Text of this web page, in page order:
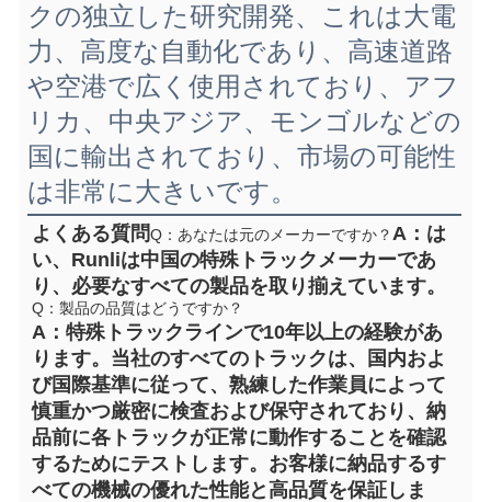
クの独立した研究開発、これは大電
力、高度な自動化であり、高速道路
や空港で広く使用されており、アフ
リカ、中央アジア、モンゴルなどの
国に輸出されており、市場の可能性
は非常に大きいです。
よくある質問Q：あなたは元のメーカーですか？A：は
い、Runliは中国の特殊トラックメーカーであ
り、必要なすべての製品を取り揃えています。
Q：製品の品質はどうですか？
A：特殊トラックラインで10年以上の経験があ
ります。当社のすべてのトラックは、国内およ
び国際基準に従って、熟練した作業員によって
慎重かつ厳密に検査および保守されており、納
品前に各トラックが正常に動作することを確認
するためにテストします。お客様に納品するす
べての機械の優れた性能と高品質を保証しま